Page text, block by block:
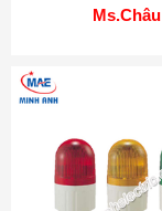
Ms.Châu